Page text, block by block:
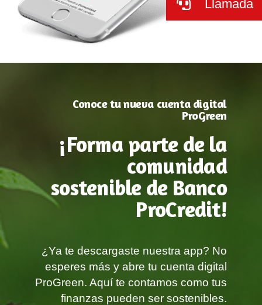
Conoce tu nueva cuenta digital
ProGreen
¡Forma parte de la
comunidad
sostenible de Banco
ProCredit!
¿Ya te descargaste nuestra app? No
esperes más y abre tu cuenta digital
ProGreen. Aquí te contamos como tus
finanzas pueden ser sostenibles.
Llamada